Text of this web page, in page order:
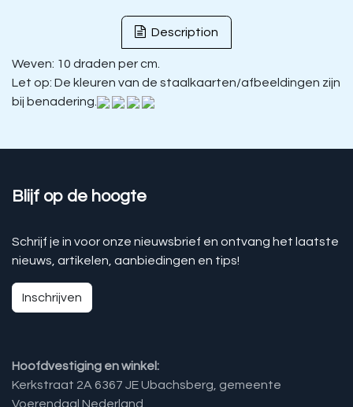
Description
Weven: 10 draden per cm.
Let op: De kleuren van de staalkaarten/afbeeldingen zijn
bij benadering.
Blijf op de hoogte
Schrijf je in voor onze nieuwsbrief en ontvang het laatste
nieuws, artikelen, aanbiedingen en tips!
Inschrijven
Hoofdvestiging en winkel:
Kerkstraat 2A 6367 JE Ubachsberg, gemeente
Voerendaal Nederland